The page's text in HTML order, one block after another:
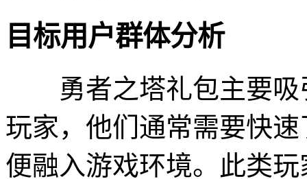
目标用户群体分析
勇者之塔礼包主要吸
玩家，他们通常需要快
便融入游戏环境。此类